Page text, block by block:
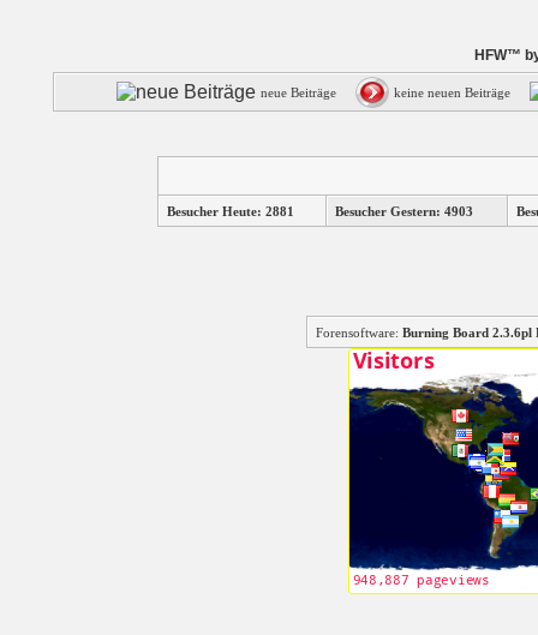
HFW™
neue Beiträge keine neuen Beiträge
Besucher Heute: 2881 Besucher Gestern: 4903
Forensoftware: Burning Board